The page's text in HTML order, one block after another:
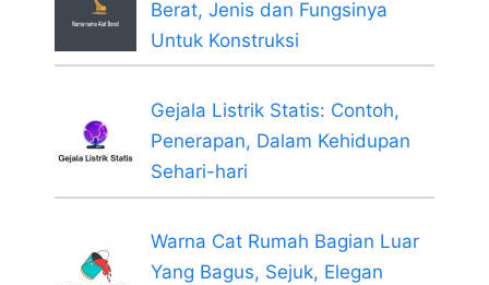
Berat, Jenis dan Fungsinya
Untuk Konstruksi
Gejala Listrik Statis: Contoh,
Penerapan, Dalam Kehidupan
Sehari-hari
Warna Cat Rumah Bagian Luar
Yang Bagus, Sejuk, Elegan